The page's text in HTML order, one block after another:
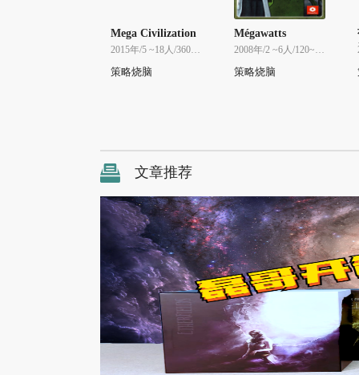
Mega Civilization
2015年/5 ~18人/360~720分
策略烧脑
Mégawatts
2008年/2 ~6人/120~120分
策略烧脑
文章推荐